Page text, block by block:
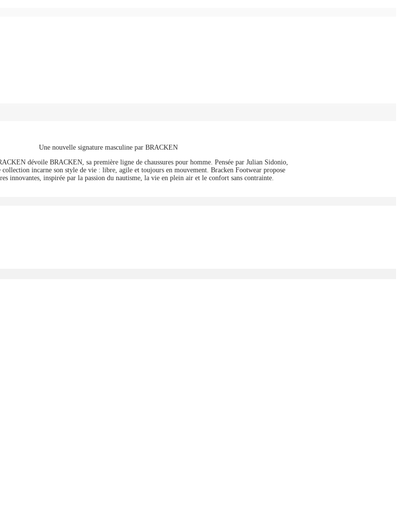
Une nouvelle signature masculine par BRACKEN
dévoile BRACKEN, sa première ligne de chaussures pour homme. Pensée par Julian Sidonio,
collection incarne son style de vie : libre, agile et toujours en mouvement. Bracken Footwear propose
innovantes, inspirée par la passion du nautisme, la vie en plein air et le confort sans contrainte.